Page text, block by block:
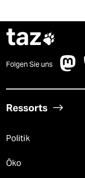
taz
Folgen Sie uns
Ressorts
Politik
Öko